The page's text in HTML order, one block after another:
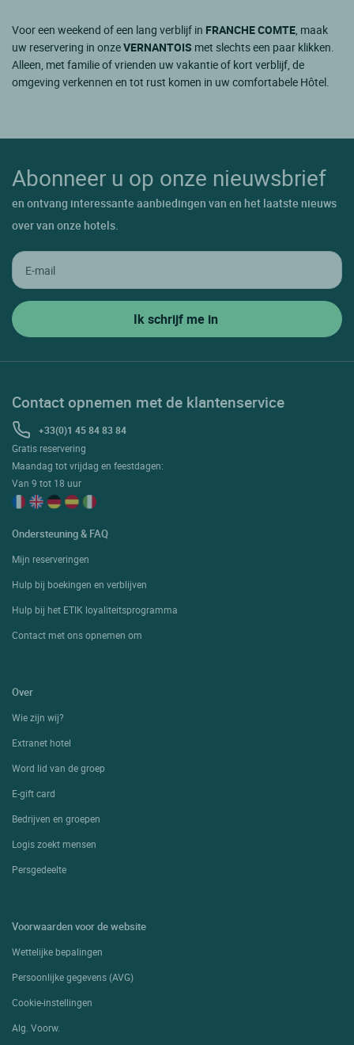
Voor een weekend of een lang verblijf in FRANCHE COMTE, maak
uw reservering in onzeVERNANTOIS met slechts een paar klikken.
Alleen, met familie of vrienden uw vakantie of kort verblijf, de
omgeving verkennen en tot rust komen in uw comfortabele Hôtel.
Abonneer u op onze nieuwsbrief
en ontvang interessante aanbiedingen van en het laatste nieuws
over van onze hotels.
Contact opnemen met de klantenservice
+33(0)1 45 84 83 84
Gratis reservering
Maandag tot vrijdag en feestdagen:
Van 9 tot 18 uur
Ondersteuning & FAQ
Mijn reserveringen
Hulp bij boekingen en verblijven
Hulp bij het ETIK loyaliteitsprogramma
Contact met ons opnemen om
Over
Wie zijn wij?
Extranet hotel
Word lid van de groep
E-gift card
Bedrijven en groepen
Logis zoekt mensen
Persgedeelte
Voorwaarden voor de website
Wettelijke bepalingen
Persoonlijke gegevens (AVG)
Cookie-instellingen
Alg. Voorw.